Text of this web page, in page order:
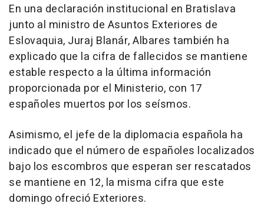
En una declaración institucional en Bratislava
junto al ministro de Asuntos Exteriores de
Eslovaquia, Juraj Blanár, Albares también ha
explicado que la cifra de fallecidos se mantiene
estable respecto a la última información
proporcionada por el Ministerio, con 17
españoles muertos por los seísmos.
Asimismo, el jefe de la diplomacia española ha
indicado que el número de españoles localizados
bajo los escombros que esperan ser rescatados
se mantiene en 12, la misma cifra que este
domingo ofreció Exteriores.